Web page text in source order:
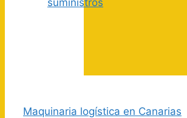
suministros
Maquinaria logística en Canarias